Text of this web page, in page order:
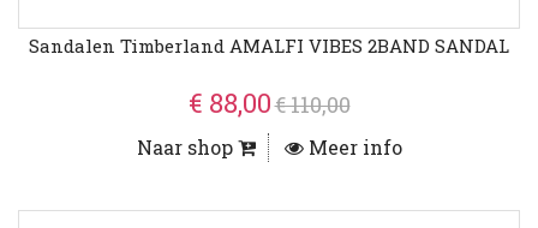
Sandalen Timberland AMALFI VIBES 2BAND SANDAL
€ 88,00€ 110,00
Naar shop Meer info